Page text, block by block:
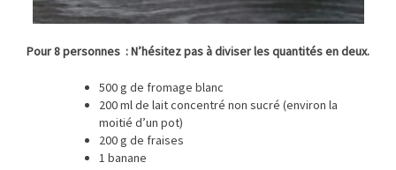
Pour 8 personnes : N’hésitez pas à diviser les quantités en deux.
500 g de fromage blanc
200 ml de lait concentré non sucré (environ la
moitié d’un pot)
200 g de fraises
1 banane